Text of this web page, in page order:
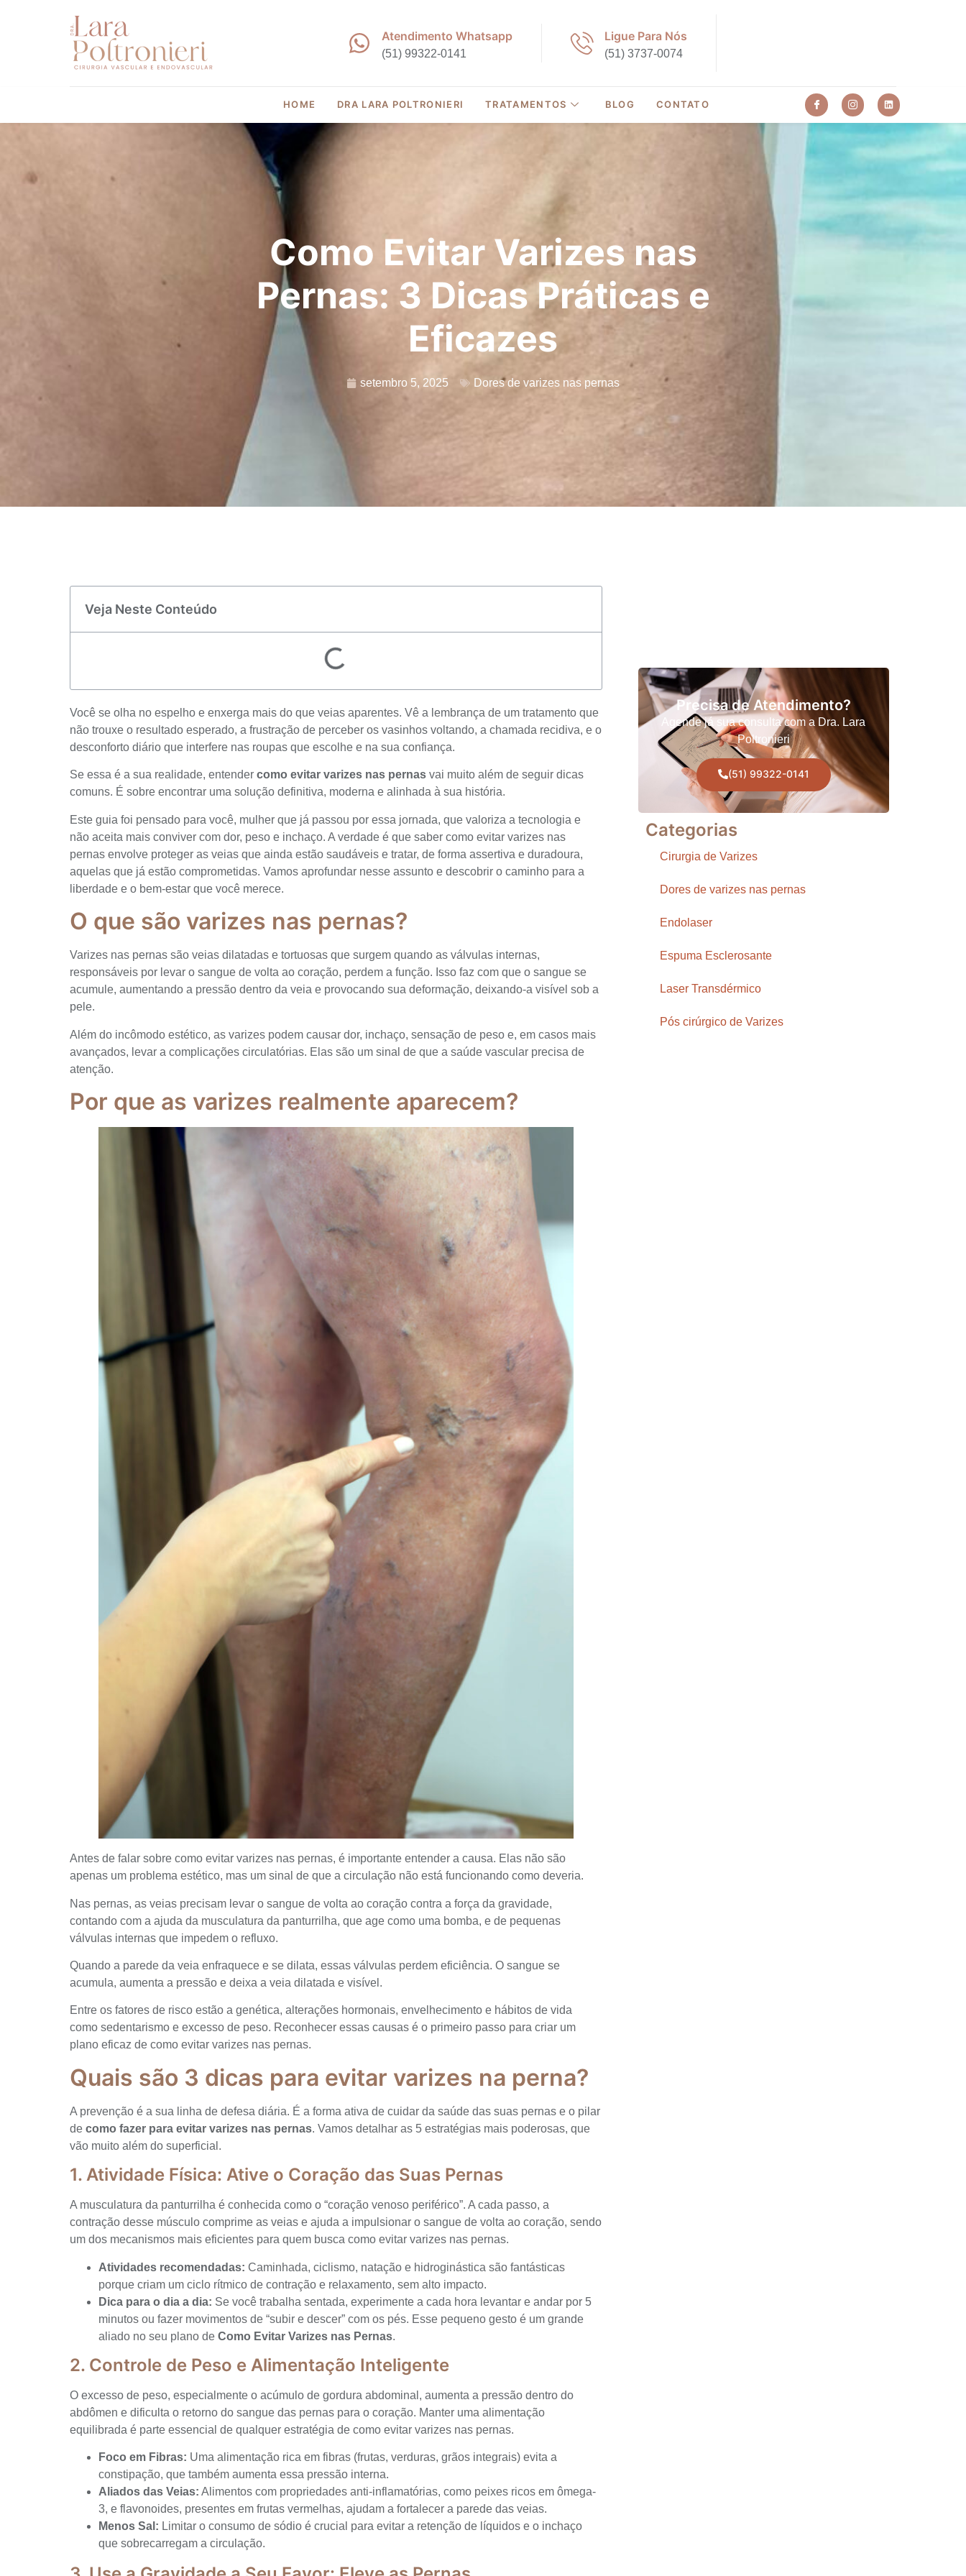
Atendimento Whatsapp
(51) 99322-0141
Ligue Para Nós
(51) 3737-0074
HOME DRA LARA POLTRONIERI TRATAMENTOS BLOG CONTATO
Como Evitar Varizes nas
Pernas: 3 Dicas Práticas e
Eficazes
setembro 5, 2025 Dores de varizes nas pernas
Veja Neste Conteúdo
Você se olha no espelho e enxerga mais do que veias aparentes. Vê a lembrança de um tratamento que
não trouxe o resultado esperado, a frustração de perceber os vasinhos voltando, a chamada recidiva, e o
desconforto diário que interfere nas roupas que escolhe e na sua confiança.
Se essa é a sua realidade, entender como evitar varizes nas pernas vai muito além de seguir dicas
comuns. É sobre encontrar uma solução definitiva, moderna e alinhada à sua história.
Este guia foi pensado para você, mulher que já passou por essa jornada, que valoriza a tecnologia e
não aceita mais conviver com dor, peso e inchaço. A verdade é que saber como evitar varizes nas
pernas envolve proteger as veias que ainda estão saudáveis e tratar, de forma assertiva e duradoura,
aquelas que já estão comprometidas. Vamos aprofundar nesse assunto e descobrir o caminho para a
liberdade e o bem-estar que você merece.
O que são varizes nas pernas?
Varizes nas pernas são veias dilatadas e tortuosas que surgem quando as válvulas internas,
responsáveis por levar o sangue de volta ao coração, perdem a função. Isso faz com que o sangue se
acumule, aumentando a pressão dentro da veia e provocando sua deformação, deixando-a visível sob a
pele.
Além do incômodo estético, as varizes podem causar dor, inchaço, sensação de peso e, em casos mais
avançados, levar a complicações circulatórias. Elas são um sinal de que a saúde vascular precisa de
atenção.
Por que as varizes realmente aparecem?
Antes de falar sobre como evitar varizes nas pernas, é importante entender a causa. Elas não são
apenas um problema estético, mas um sinal de que a circulação não está funcionando como deveria.
Nas pernas, as veias precisam levar o sangue de volta ao coração contra a força da gravidade,
contando com a ajuda da musculatura da panturrilha, que age como uma bomba, e de pequenas
válvulas internas que impedem o refluxo.
Quando a parede da veia enfraquece e se dilata, essas válvulas perdem eficiência. O sangue se
acumula, aumenta a pressão e deixa a veia dilatada e visível.
Entre os fatores de risco estão a genética, alterações hormonais, envelhecimento e hábitos de vida
como sedentarismo e excesso de peso. Reconhecer essas causas é o primeiro passo para criar um
plano eficaz de como evitar varizes nas pernas.
Quais são 3 dicas para evitar varizes na perna?
A prevenção é a sua linha de defesa diária. É a forma ativa de cuidar da saúde das suas pernas e o pilar
de como fazer para evitar varizes nas pernas. Vamos detalhar as 5 estratégias mais poderosas, que
vão muito além do superficial.
1. Atividade Física: Ative o Coração das Suas Pernas
A musculatura da panturrilha é conhecida como o “coração venoso periférico”. A cada passo, a
contração desse músculo comprime as veias e ajuda a impulsionar o sangue de volta ao coração, sendo
um dos mecanismos mais eficientes para quem busca como evitar varizes nas pernas.
Atividades recomendadas: Caminhada, ciclismo, natação e hidroginástica são fantásticas
porque criam um ciclo rítmico de contração e relaxamento, sem alto impacto.
Dica para o dia a dia: Se você trabalha sentada, experimente a cada hora levantar e andar por 5
minutos ou fazer movimentos de “subir e descer” com os pés. Esse pequeno gesto é um grande
aliado no seu plano de Como Evitar Varizes nas Pernas.
2. Controle de Peso e Alimentação Inteligente
O excesso de peso, especialmente o acúmulo de gordura abdominal, aumenta a pressão dentro do
abdômen e dificulta o retorno do sangue das pernas para o coração. Manter uma alimentação
equilibrada é parte essencial de qualquer estratégia de como evitar varizes nas pernas.
Foco em Fibras: Uma alimentação rica em fibras (frutas, verduras, grãos integrais) evita a
constipação, que também aumenta essa pressão interna.
Aliados das Veias: Alimentos com propriedades anti-inflamatórias, como peixes ricos em ômega-
3, e flavonoides, presentes em frutas vermelhas, ajudam a fortalecer a parede das veias.
Menos Sal: Limitar o consumo de sódio é crucial para evitar a retenção de líquidos e o inchaço
que sobrecarregam a circulação.
Precisa de Atendimento?
Agende já sua consulta com a Dra. Lara
Poltronieri
(51) 99322-0141
Categorias
Cirurgia de Varizes
Dores de varizes nas pernas
Endolaser
Espuma Esclerosante
Laser Transdérmico
Pós cirúrgico de Varizes